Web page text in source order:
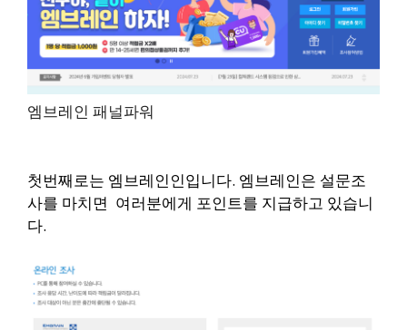
엠브레인 패널파워
첫번째로는 엠브레인인입니다. 엠브레인은 설문조
사를 마치면 여러분에게 포인트를 지급하고 있습니
다.